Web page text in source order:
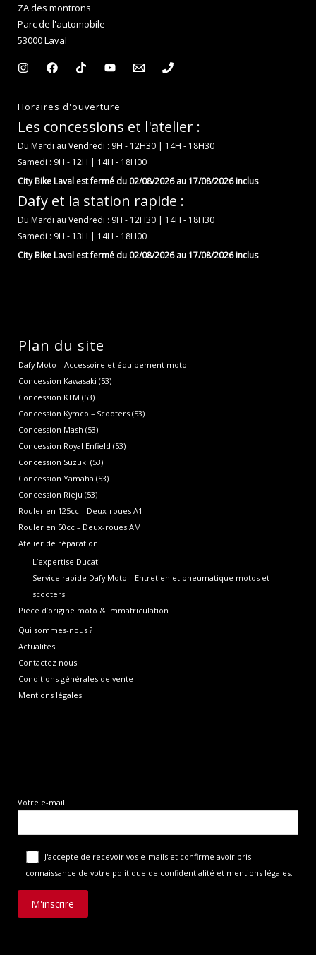
ZA des montrons
Parc de l'automobile
53000 Laval
Horaires d'ouverture
Les concessions et l'atelier :
Du Mardi au Vendredi : 9H - 12H30 | 14H - 18H30
Samedi : 9H - 12H | 14H - 18H00
City Bike Laval est fermé du 02/08/2026 au 17/08/2026 inclus
Dafy et la station rapide :
Du Mardi au Vendredi : 9H - 12H30 | 14H - 18H30
Samedi : 9H - 13H | 14H - 18H00
City Bike Laval est fermé du 02/08/2026 au 17/08/2026 inclus
Plan du site
Dafy Moto – Accessoire et équipement moto
Concession Kawasaki (53)
Concession KTM (53)
Concession Kymco – Scooters (53)
Concession Mash (53)
Concession Royal Enfield (53)
Concession Suzuki (53)
Concession Yamaha (53)
Concession Rieju (53)
Rouler en 125cc – Deux-roues A1
Rouler en 50cc – Deux-roues AM
Atelier de réparation
L’expertise Ducati
Service rapide Dafy Moto – Entretien et pneumatique motos et
scooters
Pièce d’origine moto & immatriculation
Qui sommes-nous ?
Actualités
Contactez nous
Conditions générales de vente
Mentions légales
Votre e-mail
J'accepte de recevoir vos e-mails et confirme avoir pris
connaissance de votre politique de confidentialité et mentions légales.